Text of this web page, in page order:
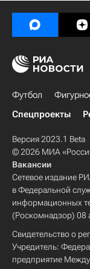
Футбол
Спецпроекты
Версия 2023.1 Beta
© 2026 МИА
Вакансии
Сетевое издание
в Федеральной
информационных
(Роскомнадзор) 08
Свидетельство о
Учредитель:
предприятие